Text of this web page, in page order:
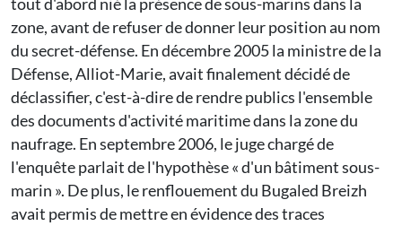
zone, avant de refuser de donner leur position au nom
du secret-défense. En décembre 2005 la ministre de la
Défense, Alliot-Marie, avait finalement décidé de
déclassifier, c'est-à-dire de rendre publics l'ensemble
des documents d'activité maritime dans la zone du
naufrage. En septembre 2006, le juge chargé de
l'enquête parlait de l'hypothèse « d'un bâtiment sous-
marin ». De plus, le renflouement du Bugaled Breizh
avait permis de mettre en évidence des traces